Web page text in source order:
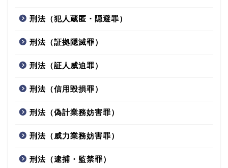
刑法（犯人蔵匿・隠避罪）
刑法（証拠隠滅罪）
刑法（証人威迫罪）
刑法（信用毀損罪）
刑法（偽計業務妨害罪）
刑法（威力業務妨害罪）
刑法（逮捕・監禁罪）